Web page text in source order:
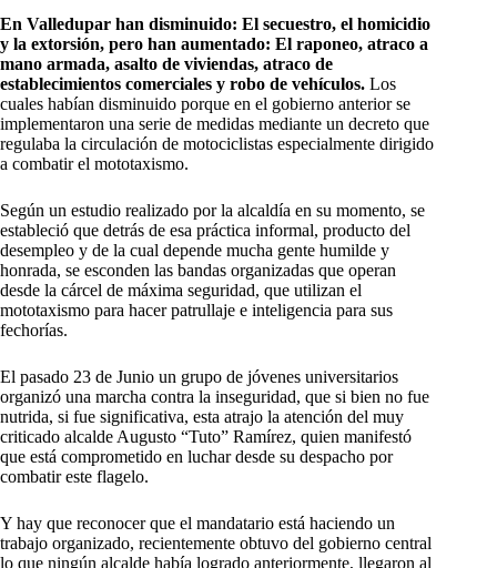
En Valledupar han disminuido: El secuestro, el homicidio
y la extorsión, pero han aumentado: El raponeo, atraco a
mano armada, asalto de viviendas, atraco de
establecimientos comerciales y robo de vehículos. Los
cuales habían disminuido porque en el gobierno anterior se
implementaron una serie de medidas mediante un decreto que
regulaba la circulación de motociclistas especialmente dirigido
a combatir el mototaxismo.
Según un estudio realizado por la alcaldía en su momento, se
estableció que detrás de esa práctica informal, producto del
desempleo y de la cual depende mucha gente humilde y
honrada, se esconden las bandas organizadas que operan
desde la cárcel de máxima seguridad, que utilizan el
mototaxismo para hacer patrullaje e inteligencia para sus
fechorías.
El pasado 23 de Junio un grupo de jóvenes universitarios
organizó una marcha contra la inseguridad, que si bien no fue
nutrida, si fue significativa, esta atrajo la atención del muy
criticado alcalde Augusto “Tuto” Ramírez, quien manifestó
que está comprometido en luchar desde su despacho por
combatir este flagelo.
Y hay que reconocer que el mandatario está haciendo un
trabajo organizado, recientemente obtuvo del gobierno central
lo que ningún alcalde había logrado anteriormente, llegaron al